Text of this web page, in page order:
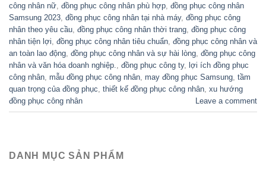
công nhân nữ đồng phục công nhân phù hợp đồng phục công nhân
Samsung 2023 đồng phục công nhân tại nhà máy, đồng phục công
nhân theo yêu cầu đồng phục công nhân thời trang đồng phục công
nhân tiện lợi đồng phục công nhân tiêu chuẩn đồng phục công nhân và
an toàn lao động đồng phục công nhân và sự hài lòng đồng phục công
nhân và văn hóa doanh nghiệp.
đồng phục công ty, lợi ích đồng phục
công nhân mẫu đồng phục công nhân may đồng phục Samsung tầm
quan trọng của đồng phục thiết kế đồng phục công nhân xu hướng
đồng phục công nhân
Leave a comment
DANH MỤC SẢN PHẨM